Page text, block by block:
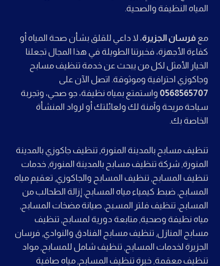
المياه النظيفة والصحية.
مع فرسان الجزيرة، لا داعي للقلق بشأن صحة المياه أو
كفاءة الأجهزة، فخبرتنا الطويلة في هذا المجال تجعلنا
الخيار الأمثل لكل من يبحث عن خدمة تنظيف مسابح
وجاكوزي احترافية وموثوقة. اتصل الآن على
0568565707 واستمتع بمياه نظيفة، جو صحي، وتجربة
سباحة مريحة وآمنة لك ولعائلتك أو لرواد المنشأة
الخاصة بك.
تنظيف مسابح بالمدينة المنورة, تنظيف جاكوزي بالمدينة
المنورة, شركة تنظيف مسابح بالمدينة المنورة, خدمات
تنظيف المسابح, تنظيف المسابح والجاكوزي, تعقيم مياه
المسابح, ضبط كيمياء مياه المسابح, إزالة الطحالب من
المسابح, تنظيف فلتر المسبح, صيانة مضخات المسابح,
مياه نظيفة وصحية, متابعة دورية لمسابح, تنظيف
مسابح المنازل, تنظيف مسابح الفنادق والنوادي, فرسان
الجزيرة لخدمات المسابح, تنظيف شامل للمسابح, مواد
تنظيف معقمة, خبرة تنظيف المسابح, مياه صافية